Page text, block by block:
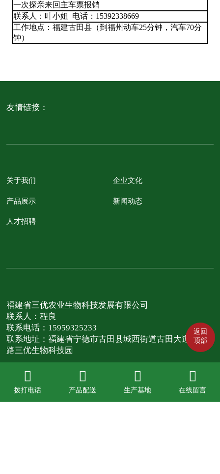
一次探亲来回主车票报销
联系人：叶小姐 电话：15392338669
工作地点：福建古田县（到福州动车25分钟，汽车70分
钟）
友情链接：
关于我们 企业文化
产品展示 新闻动态
人才招聘
福建省三优农业生物科技发展有限公司
联系人：程良
联系电话：15959325233
联系地址：福建省宁德市古田县城西街道古田大道纵二
路三优生物科技园
拨打电话 产品配送 生产基地 在线留言
拨打电话 产品配送 生产基地 在线留言
返回
顶部